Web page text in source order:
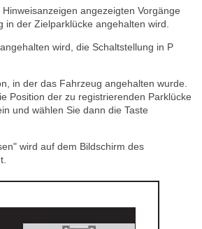
angezeigten Vorgänge
in der Zielparklücke angehalten wird.
wird, die Schaltstellung in P
in der das Fahrzeug angehalten wurde.
Position der zu registrierenden Parklücke
und wählen Sie dann die Taste
wird auf dem Bildschirm des